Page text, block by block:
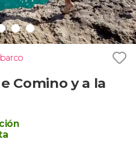
Comino y a la